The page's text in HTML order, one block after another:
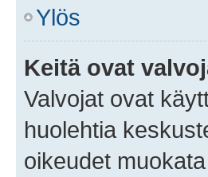
Ylös
Keitä ovat
Valvojat ovat
huolehtia
oikeudet